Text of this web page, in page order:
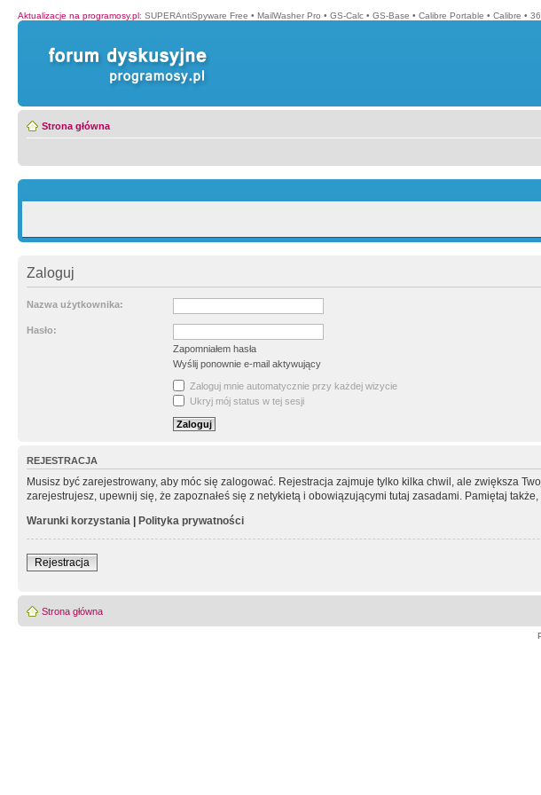
Aktualizacje na programosy.pl: SUPERAntiSpyware Free • MailWasher Pro • GS-Calc • GS-Base • Calibre Portable • Calibre •
Strona główna
Zaloguj
Nazwa użytkownika:
Hasło:
Zapomniałem hasła
Wyślij ponownie e-mail aktywujący
Zaloguj mnie automatycznie przy każdej wizycie
Ukryj mój status w tej sesji
REJESTRACJA
Musisz być zarejestrowany, aby móc się zalogować. Rejestracja zajmuje tylko kilka chwil, ale zwiększa
zarejestrujesz, upewnij się, że zapoznałeś się z netykietą i obowiązującymi tutaj zasadami. Pamiętaj
Warunki korzystania | Polityka prywatności
Rejestracja
Strona główna